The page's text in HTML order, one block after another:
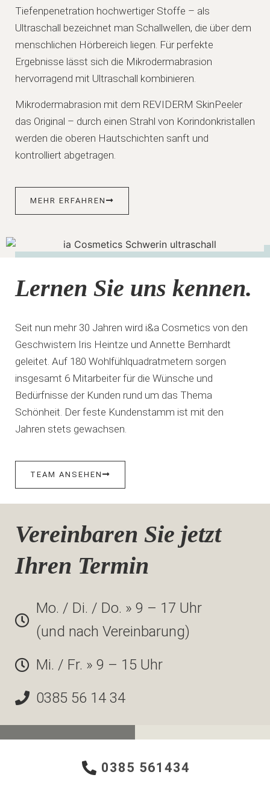
Tiefenpenetration hochwertiger Stoffe – als
Ultraschall bezeichnet man Schallwellen, die über dem
menschlichen Hörbereich liegen. Für perfekte
Ergebnisse lässt sich die Mikrodermabrasion
hervorragend mit Ultraschall kombinieren.
Mikrodermabrasion mit dem REVIDERM SkinPeeler
das Original – durch einen Strahl von Korindonkristallen
werden die oberen Hautschichten sanft und
kontrolliert abgetragen.
MEHR ERFAHREN
Lernen Sie uns kennen.
Seit nun mehr 30 Jahren wird i&a Cosmetics von den
Geschwistern Iris Heintze und Annette Bernhardt
geleitet. Auf 180 Wohlfühlquadratmetern sorgen
insgesamt 6 Mitarbeiter für die Wünsche und
Bedürfnisse der Kunden rund um das Thema
Schönheit. Der feste Kundenstamm ist mit den
Jahren stets gewachsen.
TEAM ANSEHEN
Vereinbaren Sie jetzt
Ihren Termin
Mo. / Di. / Do. » 9 – 17 Uhr
(und nach Vereinbarung)
Mi. / Fr. » 9 – 15 Uhr
0385 56 14 34
0385 561434